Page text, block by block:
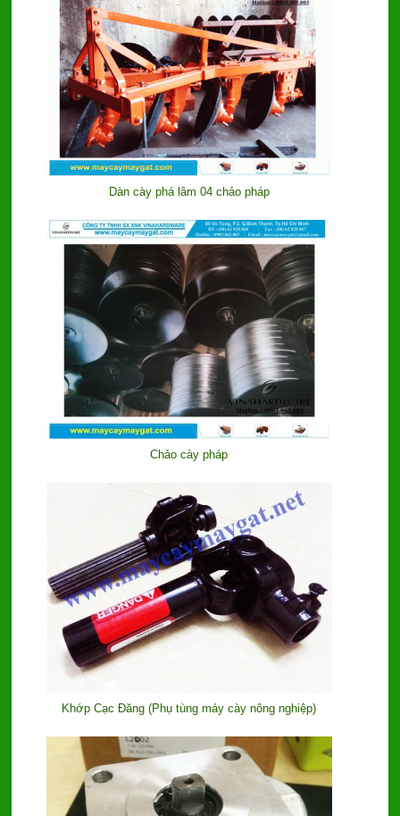
Dàn cày phá lâm 04 chảo pháp
Chảo cày pháp
Khớp Cạc Đăng (Phụ tùng máy cày nông nghiệp)